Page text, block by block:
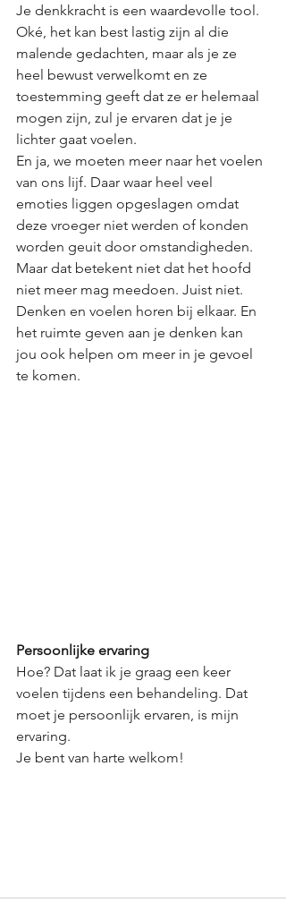
Je denkkracht is een waardevolle tool.
Oké, het kan best lastig zijn al die
malende gedachten, maar als je ze
heel bewust verwelkomt en ze
toestemming geeft dat ze er helemaal
mogen zijn, zul je ervaren dat je je
lichter gaat voelen.
En ja, we moeten meer naar het voelen
van ons lijf. Daar waar heel veel
emoties liggen opgeslagen omdat
deze vroeger niet werden of konden
worden geuit door omstandigheden.
Maar dat betekent niet dat het hoofd
niet meer mag meedoen. Juist niet.
Denken en voelen horen bij elkaar. En
het ruimte geven aan je denken kan
jou ook helpen om meer in je gevoel
te komen.
Persoonlijke ervaring
Hoe? Dat laat ik je graag een keer
voelen tijdens een behandeling. Dat
moet je persoonlijk ervaren, is mijn
ervaring.
Je bent van harte welkom!